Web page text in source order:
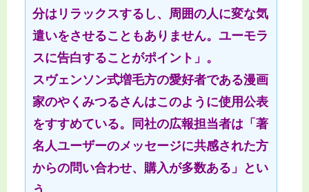
分はリラックスするし、周囲の人に変な気
遣いをさせることもありません。ユーモラ
スに告白することがポイント」。
スヴェンソン式増毛方の愛好者である漫画
家のやくみつるさんはこのように使用公表
をすすめている。同社の広報担当者は「著
名人ユーザーのメッセージに共感された方
からの問い合わせ、購入が多数ある」とい